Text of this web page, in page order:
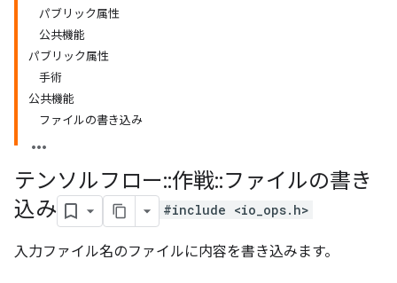
パブリック属性
公共機能
パブリック属性
手術
公共機能
ファイルの書き込み
テンソルフロー::作戦::ファイルの書き
込み
#include <io_ops.h>
入力ファイル名のファイルに内容を書き込みます。